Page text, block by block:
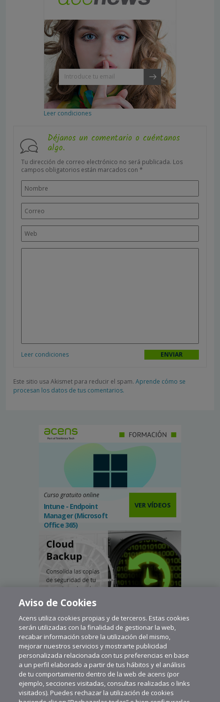
Leer condiciones
Déjanos un comentario o cuéntanos
algo.
Tu dirección de correo electrónico no será publicada. Los
campos obligatorios están marcados con *
Leer condiciones
Este sitio usa Akismet para reducir el spam. Aprende cómo se
procesan los datos de tus comentarios.
Curso gratuito online
Intune - Endpoint
Manager (Microsoft
Office 365)
VER VÍDEOS
Aviso de Cookies
Acens utiliza cookies propias y de terceros. Estas cookies
serán utilizadas con la finalidad de gestionar la web,
recabar información sobre la utilización del mismo,
mejorar nuestros servicios y mostrarte publicidad
personalizada relacionada con tus preferencias en base
a un perfil elaborado a partir de tus hábitos y el análisis
de tu comportamiento dentro de la web de acens (por
ejemplo, secciones visitadas, consultas realizadas o links
visitados). Puedes rechazar la utilización de cookies